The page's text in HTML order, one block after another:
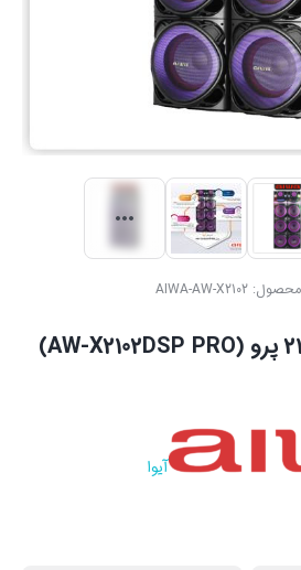
محصول:AIWA-AW-X2102
آیوا